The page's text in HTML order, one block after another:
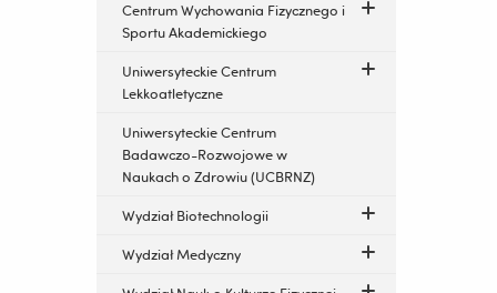
Centrum Wychowania Fizycznego i
Sportu Akademickiego
Uniwersyteckie Centrum
Lekkoatletyczne
Uniwersyteckie Centrum
Badawczo-Rozwojowe w
Naukach o Zdrowiu (UCBRNZ)
Wydział Biotechnologii
Wydział Medyczny